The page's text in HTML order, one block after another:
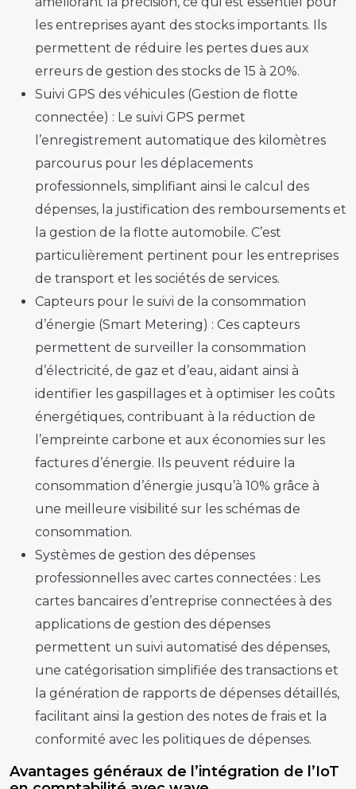
les entreprises ayant des stocks importants. Ils
permettent de réduire les pertes dues aux
erreurs de gestion des stocks de 15 à 20%.
Suivi GPS des véhicules (Gestion de flotte
connectée) : Le suivi GPS permet
l’enregistrement automatique des kilomètres
parcourus pour les déplacements
professionnels, simplifiant ainsi le calcul des
dépenses, la justification des remboursements et
la gestion de la flotte automobile. C’est
particulièrement pertinent pour les entreprises
de transport et les sociétés de services.
Capteurs pour le suivi de la consommation
d’énergie (Smart Metering) : Ces capteurs
permettent de surveiller la consommation
d’électricité, de gaz et d’eau, aidant ainsi à
identifier les gaspillages et à optimiser les coûts
énergétiques, contribuant à la réduction de
l’empreinte carbone et aux économies sur les
factures d’énergie. Ils peuvent réduire la
consommation d’énergie jusqu’à 10% grâce à
une meilleure visibilité sur les schémas de
consommation.
Systèmes de gestion des dépenses
professionnelles avec cartes connectées : Les
cartes bancaires d’entreprise connectées à des
applications de gestion des dépenses
permettent un suivi automatisé des dépenses,
une catégorisation simplifiée des transactions et
la génération de rapports de dépenses détaillés,
facilitant ainsi la gestion des notes de frais et la
conformité avec les politiques de dépenses.
Avantages généraux de l’intégration de l’IoT